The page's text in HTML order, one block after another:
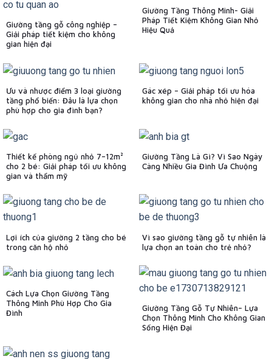
Giường tầng gỗ công nghiệp –
Giải pháp tiết kiệm cho không
gian hiện đại
Giường Tầng Thông Minh- Giải
Pháp Tiết Kiệm Không Gian Nhỏ
Hiệu Quả
Ưu và nhược điểm 3 loại giường
tầng phổ biến: Đâu là lựa chọn
phù hợp cho gia đình bạn?
Gác xép – Giải pháp tối ưu hóa
không gian cho nhà nhỏ hiện đại
Thiết kế phòng ngủ nhỏ 7–12m²
cho 2 bé: Giải pháp tối ưu không
gian và thẩm mỹ
Giường Tầng Là Gì? Vì Sao Ngày
Càng Nhiều Gia Đình Ưa Chuộng
Lợi ích của giường 2 tầng cho bé
trong căn hộ nhỏ
Vì sao giường tầng gỗ tự nhiên là
lựa chọn an toàn cho trẻ nhỏ?
Cách Lựa Chọn Giường Tầng
Thông Minh Phù Hợp Cho Gia
Đình
Giường Tầng Gỗ Tự Nhiên– Lựa
Chọn Thông Minh Cho Không Gian
Sống Hiện Đại